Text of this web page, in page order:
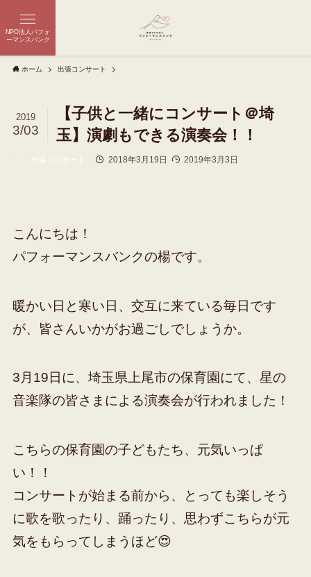
NPO法人パフォ
ーマンスバンク
ホーム 出張コンサート
【子供と一緒にコンサート＠埼
玉】演劇もできる演奏会！！
2019
3/03
出張コンサート 2018年3月19日 2019年3月3日
こんにちは！
パフォーマンスバンクの楊です。
暖かい日と寒い日、交互に来ている毎日です
が、皆さんいかがお過ごしでしょうか。
3月19日に、埼玉県上尾市の保育園にて、星の
音楽隊の皆さまによる演奏会が行われました！
こちらの保育園の子どもたち、元気いっぱ
い！！
コンサートが始まる前から、とっても楽しそう
に歌を歌ったり、踊ったり、思わずこちらが元
気をもらってしまうほど😍